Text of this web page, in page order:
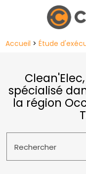
Accueil >Étude
spécialisé
la région
Rechercher
Panneau de gestion